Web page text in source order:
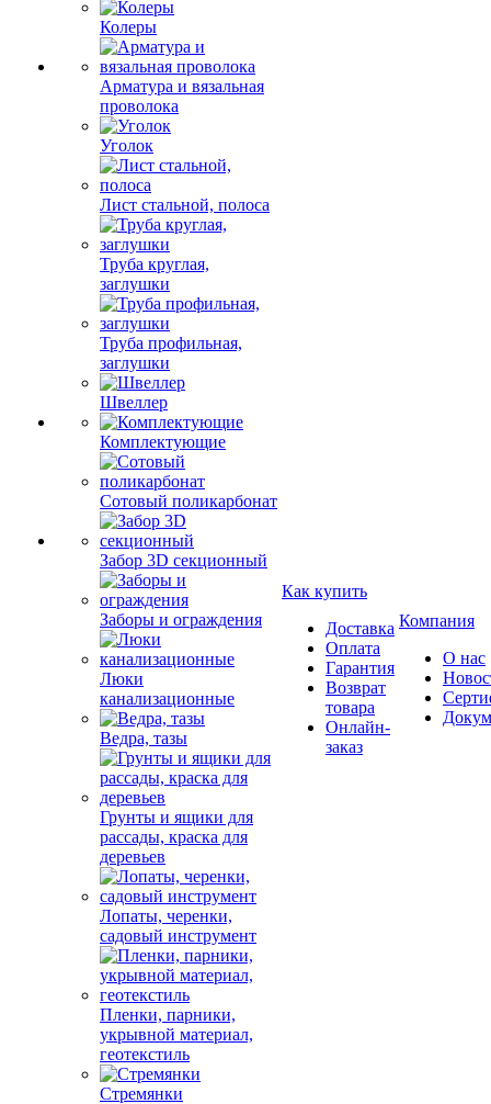
Колеры
Арматура и вязальная
проволока
Уголок
Лист стальной, полоса
Труба круглая,
заглушки
Труба профильная,
заглушки
Швеллер
Комплектующие
Сотовый поликарбонат
Забор 3D секционный
Заборы и ограждения
Люки
канализационные
Ведра, тазы
Грунты и ящики для
рассады, краска для
деревьев
Лопаты, черенки,
садовый инструмент
Пленки, парники,
укрывной материал,
геотекстиль
Стремянки
Как купить
Доставка
Оплата
Гарантия
Возврат
товара
Онлайн-
заказ
Компания
О нас